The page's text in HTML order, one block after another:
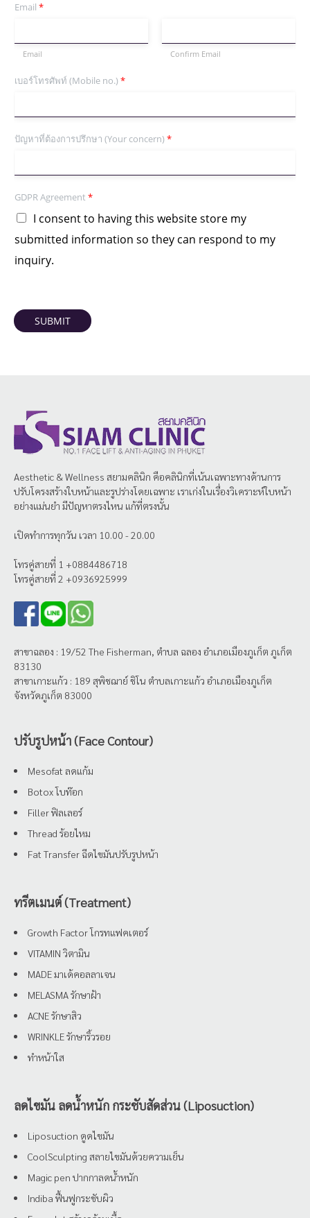
Email *
Email Confirm Email
เบอร์โทรศัพท์ (Mobile no.)*
ปัญหาที่ต้องการปรึกษา (Your concern)*
GDPR Agreement *
I consent to having this website store my
submitted information so they can respond to my
inquiry.
SUBMIT
Aesthetic & Wellness สยามคลินิก คือคลินิกที่เน้นเฉพาะทางด้านการ
ปรับโครงสร้างใบหน้าและรูปร่างโดยเฉพาะ เราเก่งในเรื่องวิเคราะห์ใบหน้า
อย่างแม่นยำ มีปัญหาตรงไหน แก้ที่ตรงนั้น
เปิดทำการทุกวัน เวลา 10.00 - 20.00
โทรคู่สายที่ 1 +0884486718
โทรคู่สายที่ 2 +0936925999
สาขาฉลอง : 19/52 The Fisherman, ตำบล ฉลอง อำเภอเมืองภูเก็ต ภูเก็ต
83130
สาขาเกาะแก้ว : 189 สุพิชฌาย์ ชิโน ตำบลเกาะแก้ว อำเภอเมืองภูเก็ต
จังหวัดภูเก็ต 83000
ปรับรูปหน้า (Face Contour)
Mesofat ลดแก้ม
Botox โบท๊อก
Filler ฟิลเลอร์
Thread ร้อยไหม
Fat Transfer ฉีดไขมันปรับรูปหน้า
ทรีตเมนต์ (Treatment)
Growth Factor โกรทแฟคเตอร์
VITAMIN วิตามิน
MADE มาเด้คอลลาเจน
MELASMA รักษาฝ้า
ACNE รักษาสิว
WRINKLE รักษาริ้วรอย
ทำหน้าใส
ลดไขมัน ลดน้ำหนัก กระชับสัดส่วน (Liposuction)
Liposuction ดูดไขมัน
CoolSculpting สลายไขมันด้วยความเย็น
Magic pen ปากกาลดน้ำหนัก
Indiba ฟื้นฟูกระชับผิว